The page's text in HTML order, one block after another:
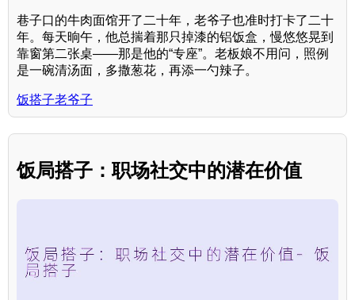
巷子口的牛肉面馆开了二十年，老爷子也准时打卡了二十
年。每天晌午，他总揣着那只掉漆的铝饭盒，慢悠悠晃到
靠窗第二张桌——那是他的“专座”。老板娘不用问，照例
是一碗清汤面，多撒葱花，再添一勺辣子。
饭搭子老爷子
饭局搭子：职场社交中的潜在价值